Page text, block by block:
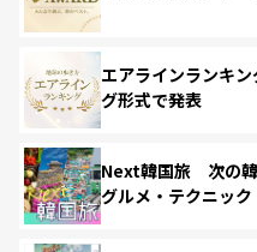
エアラインランキ
グ形式で発表
Next韓国旅 次の韓
グルメ・テクニック